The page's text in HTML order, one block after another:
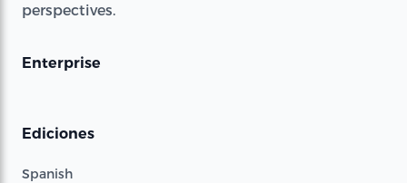
perspectives.
Enterprise
Ediciones
Spanish